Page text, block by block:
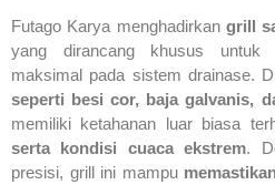
Futago Karya menghadirkan grill
yang dirancang khusus untuk
maksimal pada sistem drainase.
seperti besi cor, baja galvanis,
memiliki ketahanan luar biasa
serta kondisi cuaca ekstrem.
presisi, grill ini mampu